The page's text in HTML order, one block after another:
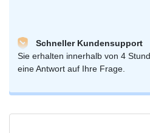
Schneller Kundensupport
Sie erhalten innerhalb von 4
eine Antwort auf Ihre Frage.